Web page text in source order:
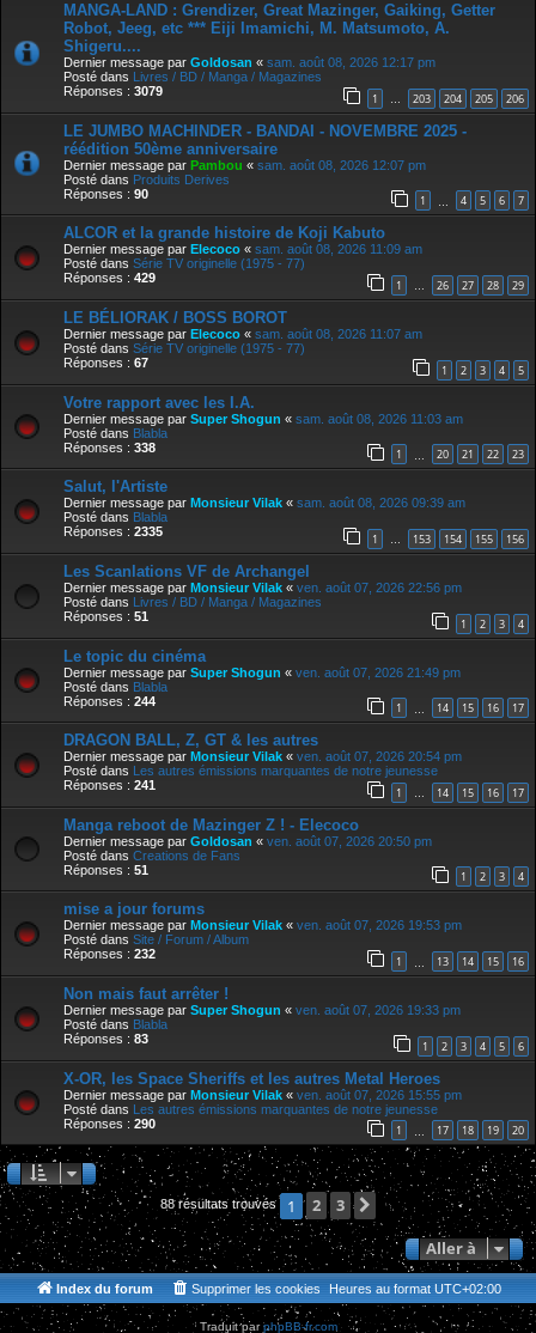
MANGA-LAND : Grendizer, Great Mazinger, Gaiking, Getter
Robot, Jeeg, etc *** Eiji Imamichi, M. Matsumoto, A.
Shigeru....
Dernier message par Goldosan « sam. août 08, 2026 12:17 pm
Posté dans Livres / BD / Manga / Magazines
Réponses : 3079 1 … 203 204 205 206
LE JUMBO MACHINDER - BANDAI - NOVEMBRE 2025 -
réédition 50ème anniversaire
Dernier message par Pambou « sam. août 08, 2026 12:07 pm
Posté dans Produits Derives
Réponses : 90 1 4 5 6 7
ALCOR et la grande histoire de Koji Kabuto
Dernier message par Elecoco « sam. août 08, 2026 11:09 am
Posté dans Série TV originelle (1975 - 77)
Réponses : 429 1 … 26 27 28 29
LE BÉLIORAK / BOSS BOROT
Dernier message par Elecoco « sam. août 08, 2026 11:07 am
Posté dans Série TV originelle (1975 - 77)
Réponses : 67 1 2 3 4 5
Votre rapport avec les I.A.
Dernier message par Super Shogun « sam. août 08, 2026 11:03 am
Posté dans Blabla
Réponses : 338 1 20 21 22 23
Salut, l'Artiste
Dernier message par Monsieur Vilak « sam. août 08, 2026 09:39 am
Posté dans Blabla
Réponses : 2335 1 … 153 154 155 156
Les Scanlations VF de Archangel
Dernier message par Monsieur Vilak « ven. août 07, 2026 22:56 pm
Posté dans Livres / BD / Manga / Magazines
Réponses : 51 1 2 3 4
Le topic du cinéma
Dernier message par Super Shogun « ven. août 07, 2026 21:49 pm
Posté dans Blabla
Réponses : 244 1 14 15 16 17
DRAGON BALL, Z, GT & les autres
Dernier message par Monsieur Vilak « ven. août 07, 2026 20:54 pm
Posté dans Les autres émissions marquantes de notre jeunesse
Réponses : 241 1 … 14 15 16 17
Manga reboot de Mazinger Z ! - Elecoco
Dernier message par Goldosan « ven. août 07, 2026 20:50 pm
Posté dans Creations de Fans
Réponses : 51 1 2 3 4
mise a jour forums
Dernier message par Monsieur Vilak « ven. août 07, 2026 19:53 pm
Posté dans Site / Forum / Album
Réponses : 232 1 13 14 15 16
Non mais faut arrêter !
Dernier message par Super Shogun « ven. août 07, 2026 19:33 pm
Posté dans Blabla
Réponses : 83 1 2 3 4 5 6
X-OR, les Space Sheriffs et les autres Metal Heroes
Dernier message par Monsieur Vilak « ven. août 07, 2026 15:55 pm
Posté dans Les autres émissions marquantes de notre jeunesse
Réponses : 290 1 17 18 19 20
88 résultats trouvés 1 2 3
Suivante
Aller à
Index du forum Heures au format UTC+02:00
Supprimer les cookies
Traduit parphpBB-fr.com